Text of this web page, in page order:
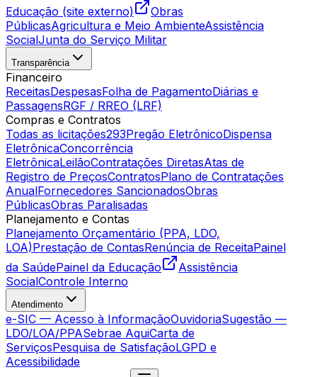
Educação (site externo)
Obras
PúblicasAgricultura e Meio AmbienteAssistência
SocialJunta do Serviço Militar
Transparência
Financeiro
ReceitasDespesasFolha de PagamentoDiárias e
PassagensRGF / RREO (LRF)
Compras e Contratos
Todas as licitações293Pregão EletrônicoDispensa
EletrônicaConcorrência
EletrônicaLeilãoContratações DiretasAtas de
Registro de PreçosContratosPlano de Contratações
AnualFornecedores SancionadosObras
PúblicasObras Paralisadas
Planejamento e Contas
Planejamento Orçamentário (PPA, LDO,
LOA)Prestação de ContasRenúncia de ReceitaPainel
da SaúdePainel da Educação
Assistência
SocialControle Interno
Atendimento
e-SIC — Acesso à InformaçãoOuvidoriaSugestão —
LDO/LOA/PPASebrae AquiCarta de
ServiçosPesquisa de SatisfaçãoLGPD e
Acessibilidade